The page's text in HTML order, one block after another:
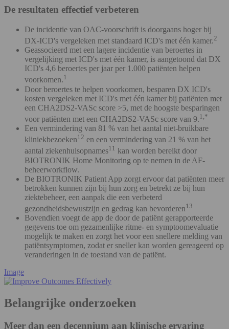
De resultaten effectief verbeteren
De incidentie van OAC-voorschrift is doorgaans hoger bij
DX-ICD's vergeleken met standaard ICD's met één kamer.2
Geassocieerd met een lagere incidentie van beroertes in
vergelijking met ICD's met één kamer, is aangetoond dat DX
ICD's 4,6 beroertes per jaar per 1.000 patiënten helpen
voorkomen.1
Door beroertes te helpen voorkomen, besparen DX ICD's
kosten vergeleken met ICD's met één kamer bij patiënten met
een CHA2DS2-VASc score >5, met de hoogste besparingen
voor patiënten met een CHA2DS2-VASc score van 9.1,*
Een vermindering van 81 % van het aantal niet-bruikbare
kliniekbezoeken12 en een vermindering van 21 % van het
aantal ziekenhuisopnames11 kan worden bereikt door
BIOTRONIK Home Monitoring op te nemen in de AF-
beheerworkflow.
De BIOTRONIK Patient App zorgt ervoor dat patiënten meer
betrokken kunnen zijn bij hun zorg en betrekt ze bij hun
ziektebeheer, een aanpak die een verbeterd
gezondheidsbewustzijn en gedrag kan bevorderen13
Bovendien voegt de app de door de patiënt gerapporteerde
gegevens toe om gezamenlijke ritme- en symptoomevaluatie
mogelijk te maken en zorgt het voor een snellere melding van
patiëntsymptomen, zodat er sneller kan worden gereageerd op
veranderingen in de toestand van de patiënt.
Image
Belangrijke onderzoeken
Meer dan een decennium aan klinische ervaring